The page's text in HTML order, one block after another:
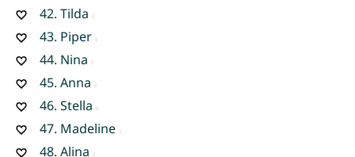
42. Tilda
43. Piper
44. Nina
45. Anna
46. Stella
47. Madeline
48. Alina